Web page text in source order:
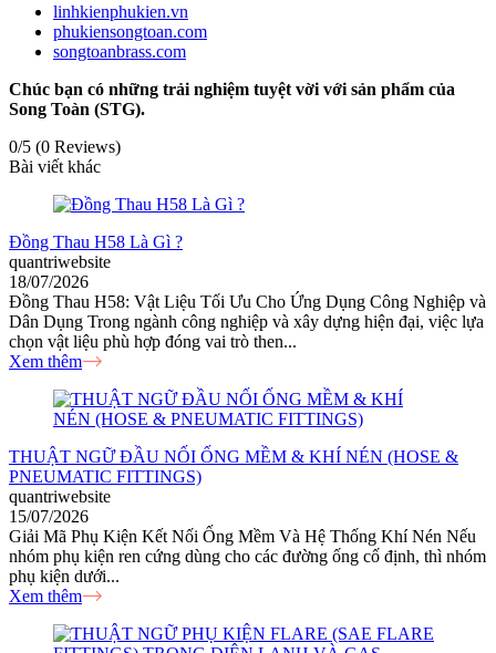
linhkienphukien.vn
phukiensongtoan.com
songtoanbrass.com
Chúc bạn có những trải nghiệm tuyệt vời với sản phẩm của
Song Toàn (STG).
0/5 (0 Reviews)
Bài viết khác
Đồng Thau H58 Là Gì ?
quantriwebsite
18/07/2026
Đồng Thau H58: Vật Liệu Tối Ưu Cho Ứng Dụng Công Nghiệp và
Dân Dụng Trong ngành công nghiệp và xây dựng hiện đại, việc lựa
chọn vật liệu phù hợp đóng vai trò then...
Xem thêm
THUẬT NGỮ ĐẦU NỐI ỐNG MỀM & KHÍ NÉN (HOSE &
PNEUMATIC FITTINGS)
quantriwebsite
15/07/2026
Giải Mã Phụ Kiện Kết Nối Ống Mềm Và Hệ Thống Khí Nén Nếu
nhóm phụ kiện ren cứng dùng cho các đường ống cố định, thì nhóm
phụ kiện dưới...
Xem thêm